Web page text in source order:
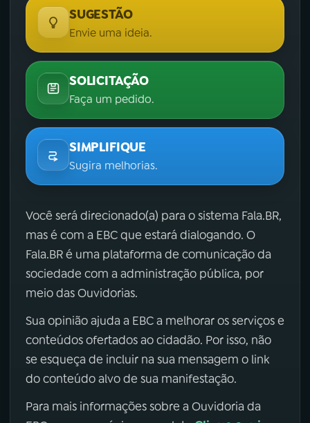
SUGESTÃO
Envie uma ideia.
SOLICITAÇÃO
Faça um pedido.
SIMPLIFIQUE
Sugira melhorias.
Você será direcionado(a) para o sistema Fala.BR,
mas é com a EBC que estará dialogando. O
Fala.BR é uma plataforma de comunicação da
sociedade com a administração pública, por
meio das Ouvidorias.
Sua opinião ajuda a EBC a melhorar os serviços e
conteúdos ofertados ao cidadão. Por isso, não
se esqueça de incluir na sua mensagem o link
do conteúdo alvo de sua manifestação.
Para mais informações sobre a Ouvidoria da